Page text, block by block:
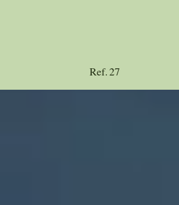
Ref.27